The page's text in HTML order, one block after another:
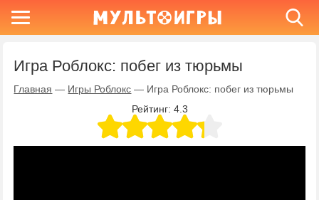
Игра Роблокс: побег из тюрьмы
Главная — Игры Роблокс — Игра Роблокс: побег из тюрьмы
Рейтинг: 4.3